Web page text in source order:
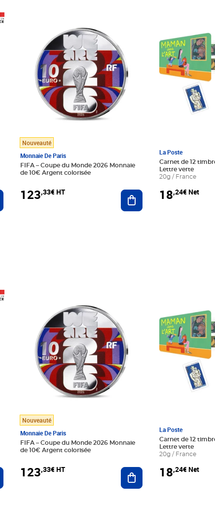
au panier
Nouveauté
Monnaie De Paris
FIFA – Coupe du Monde 2026 Monnaie
de 10€ Argent colorisée
123,33€ HT Ajouter au panier
La Poste
Carnet de 12
Lettre verte
20g / France
18,24€ Net
au panier
Nouveauté
Monnaie De Paris
FIFA – Coupe du Monde 2026 Monnaie
de 10€ Argent colorisée
123,33€ HT Ajouter au panier
La Poste
Carnet de 12
Lettre verte
20g / France
18,24€ Net